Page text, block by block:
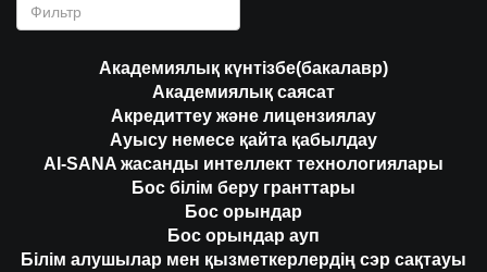
Академиялық күнтізбе(бакалавр)
Академиялық саясат
Акредиттеу және лицензиялау
Ауысу немесе қайта қабылдау
AI-SANA жасанды интеллект технологиялары
Бос білім беру гранттары
Бос орындар
Бос орындар ауп
Білім алушылар мен қызметкерлердің сэр сақтауы